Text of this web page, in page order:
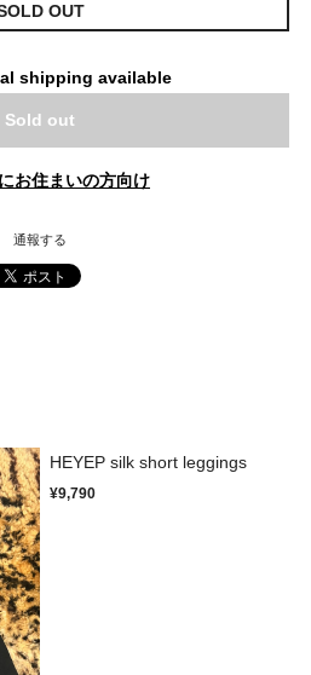
OUT
shipping available
Sold out
お住まいの方向け
通報する
HEYEP silk short leggings
¥9,790